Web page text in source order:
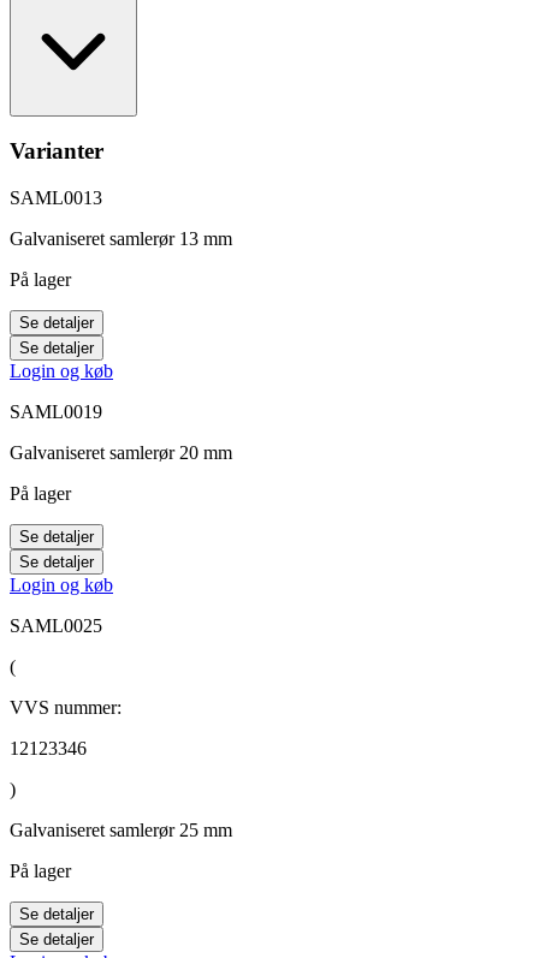
Varianter
SAML0013
Galvaniseret samlerør 13 mm
På lager
Se detaljer
Se detaljer
Login og køb
SAML0019
Galvaniseret samlerør 20 mm
På lager
Se detaljer
Se detaljer
Login og køb
SAML0025
(
VVS nummer:
12123346
)
Galvaniseret samlerør 25 mm
På lager
Se detaljer
Se detaljer